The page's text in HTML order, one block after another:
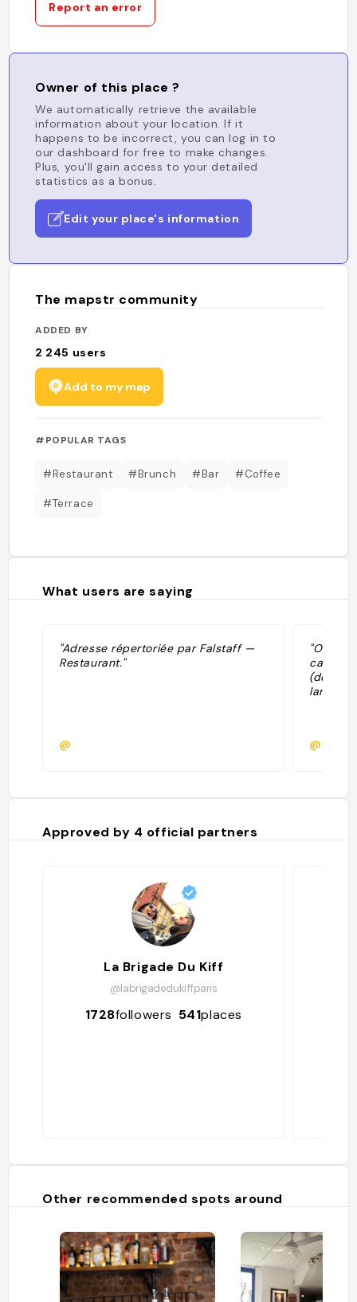
Report an error
Owner of this place ?
We automatically retrieve the available
information about your location. If it
happens to be incorrect, you can log in to
our dashboard for free to make changes.
Plus, you'll gain access to your detailed
statistics as a bonus.
Edit your place's information
The mapstr community
ADDED BY
2 245 users
Add to my map
#POPULAR TAGS
#Restaurant #Brunch #Bar #Coffee
#Terrace
What users are saying
"Adresse répertoriée par Falstaff —
Restaurant."
@
"Ottimo
(dolce)
lamponi"
@
Approved by 4 official partners
La Brigade Du Kiff
@labrigadedukiffparis
1728followers 541places
Other recommended spots around